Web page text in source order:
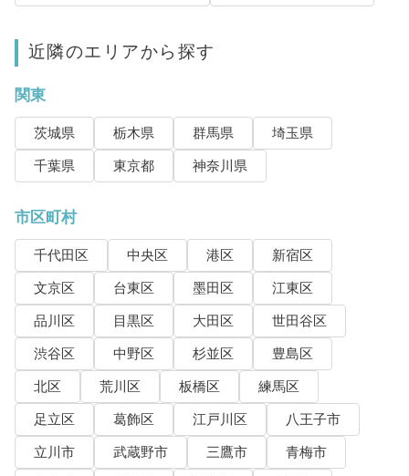
近隣のエリアから探す
関東
茨城県 栃木県 群馬県
埼玉県
千葉県
東京都 神奈川県
市区町村
千代田区 中央区 港区
新宿区
文京区
台東区 墨田区
江東区
品川区
目黒区 大田区
世田谷区
渋谷区
中野区 杉並区
豊島区
北区
荒川区 板橋区
練馬区
足立区
葛飾区 江戸川区
八王子市
立川市
武蔵野市 三鷹市
青梅市